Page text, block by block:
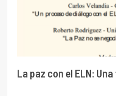
La paz con el ELN: